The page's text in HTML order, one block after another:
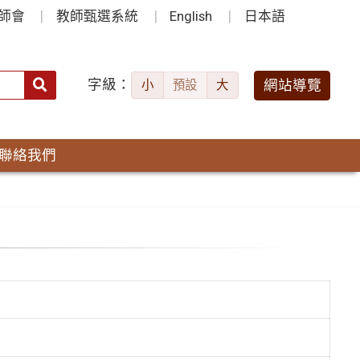
會 教師甄選系統 English 日本語
字級： 小 預設 大 網站導覽
絡我們